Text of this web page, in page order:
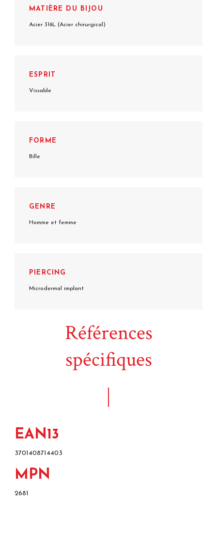
MATIÈRE DU BIJOU
Acier 316L (Acier chirurgical)
ESPRIT
Vissable
FORME
Bille
GENRE
Homme et femme
PIERCING
Microdermal implant
Références
spécifiques
EAN13
3701408714403
MPN
2681